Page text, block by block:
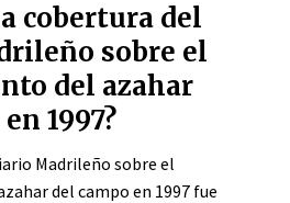
cobertura del
sobre el
del azahar
1997?
Madrileño sobre el
del campo en 1997 fue